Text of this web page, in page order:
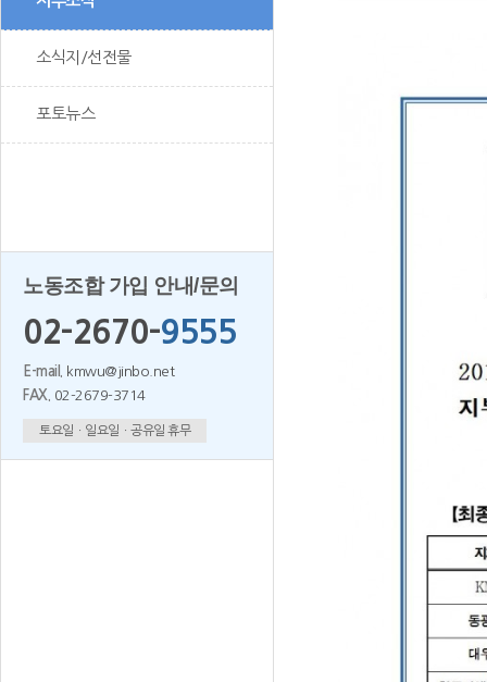
소식지/선전물
포토뉴스
노동조합 가입 안내/문의
02-2670-9555
E-mail.
kmwu@jinbo.net
FAX.
02-2679-3714
토요일ㆍ일요일ㆍ공유일 휴무